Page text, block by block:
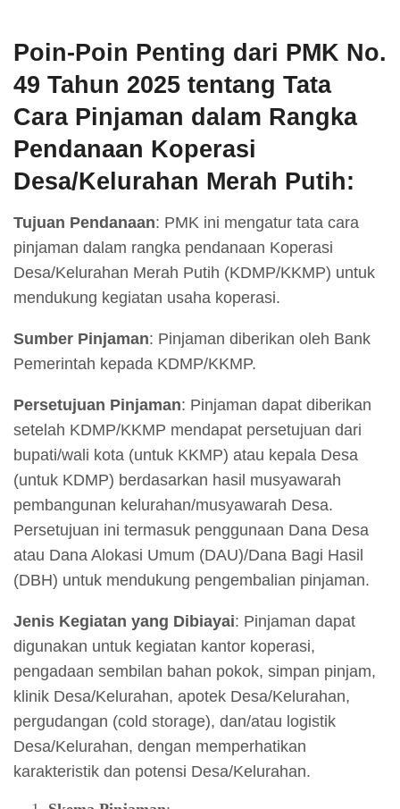
Poin-Poin Penting dari PMK No.
49 Tahun 2025 tentang Tata
Cara Pinjaman dalam Rangka
Pendanaan Koperasi
Desa/Kelurahan Merah Putih:
Tujuan Pendanaan: PMK ini mengatur tata cara
pinjaman dalam rangka pendanaan Koperasi
Desa/Kelurahan Merah Putih (KDMP/KKMP) untuk
mendukung kegiatan usaha koperasi.
Sumber Pinjaman: Pinjaman diberikan oleh Bank
Pemerintah kepada KDMP/KKMP.
Persetujuan Pinjaman: Pinjaman dapat diberikan
setelah KDMP/KKMP mendapat persetujuan dari
bupati/wali kota (untuk KKMP) atau kepala Desa
(untuk KDMP) berdasarkan hasil musyawarah
pembangunan kelurahan/musyawarah Desa.
Persetujuan ini termasuk penggunaan Dana Desa
atau Dana Alokasi Umum (DAU)/Dana Bagi Hasil
(DBH) untuk mendukung pengembalian pinjaman.
Jenis Kegiatan yang Dibiayai: Pinjaman dapat
digunakan untuk kegiatan kantor koperasi,
pengadaan sembilan bahan pokok, simpan pinjam,
klinik Desa/Kelurahan, apotek Desa/Kelurahan,
pergudangan (cold storage), dan/atau logistik
Desa/Kelurahan, dengan memperhatikan
karakteristik dan potensi Desa/Kelurahan.